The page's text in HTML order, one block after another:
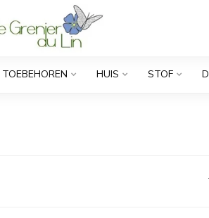
TOEBEHOREN HUIS STOF